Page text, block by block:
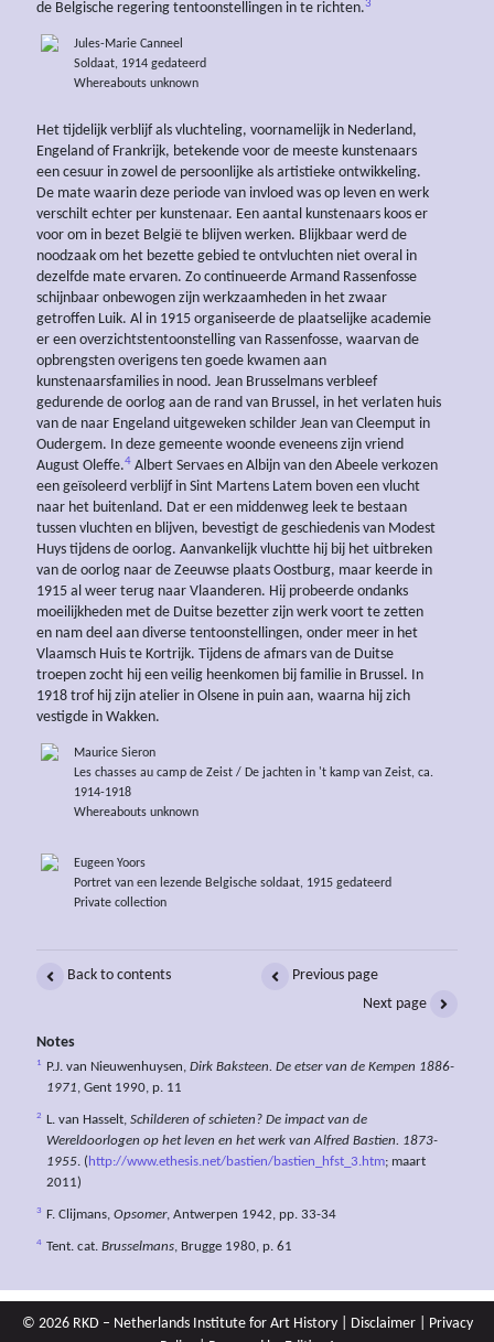
de Belgische regering tentoonstellingen in te richten.3
Jules-Marie Canneel
Soldaat, 1914 gedateerd
Whereabouts unknown
Het tijdelijk verblijf als vluchteling, voornamelijk in Nederland,
Engeland of Frankrijk, betekende voor de meeste kunstenaars
een cesuur in zowel de persoonlijke als artistieke ontwikkeling.
De mate waarin deze periode van invloed was op leven en werk
verschilt echter per kunstenaar. Een aantal kunstenaars koos er
voor om in bezet België te blijven werken. Blijkbaar werd de
noodzaak om het bezette gebied te ontvluchten niet overal in
dezelfde mate ervaren. Zo continueerde Armand Rassenfosse
schijnbaar onbewogen zijn werkzaamheden in het zwaar
getroffen Luik. Al in 1915 organiseerde de plaatselijke academie
er een overzichtstentoonstelling van Rassenfosse, waarvan de
opbrengsten overigens ten goede kwamen aan
kunstenaarsfamilies in nood. Jean Brusselmans verbleef
gedurende de oorlog aan de rand van Brussel, in het verlaten huis
van de naar Engeland uitgeweken schilder Jean van Cleemput in
Oudergem. In deze gemeente woonde eveneens zijn vriend
August Oleffe.4 Albert Servaes en Albijn van den Abeele verkozen
een geïsoleerd verblijf in Sint Martens Latem boven een vlucht
naar het buitenland. Dat er een middenweg leek te bestaan
tussen vluchten en blijven, bevestigt de geschiedenis van Modest
Huys tijdens de oorlog. Aanvankelijk vluchtte hij bij het uitbreken
van de oorlog naar de Zeeuwse plaats Oostburg, maar keerde in
1915 al weer terug naar Vlaanderen. Hij probeerde ondanks
moeilijkheden met de Duitse bezetter zijn werk voort te zetten
en nam deel aan diverse tentoonstellingen, onder meer in het
Vlaamsch Huis te Kortrijk. Tijdens de afmars van de Duitse
troepen zocht hij een veilig heenkomen bij familie in Brussel. In
1918 trof hij zijn atelier in Olsene in puin aan, waarna hij zich
vestigde in Wakken.
Maurice Sieron
Les chasses au camp de Zeist / De jachten in 't kamp van Zeist, ca.
1914-1918
Whereabouts unknown
Eugeen Yoors
Portret van een lezende Belgische soldaat, 1915 gedateerd
Private collection
Back to contents
Previous page
Next page
Notes
1 P.J. van Nieuwenhuysen, Dirk Baksteen. De etser van de Kempen 1886-
1971, Gent 1990, p. 11
2 L. van Hasselt, Schilderen of schieten? De impact van de
Wereldoorlogen op het leven en het werk van Alfred Bastien. 1873-
1955. ( http://www.ethesis.net/bastien/bastien_hfst_3.htm; maart
2011)
3 F. Clijmans, Opsomer, Antwerpen 1942, pp. 33-34
4 Tent. cat. Brusselmans, Brugge 1980, p. 61
© 2026 RKD – Netherlands Institute for Art History | Disclaimer| Privacy